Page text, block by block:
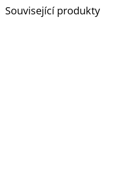
Související produkty